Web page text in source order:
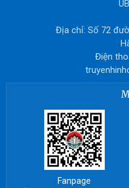
Giấy
Địa chỉ: Số 72 đường
Điện thoại:
Fanpage